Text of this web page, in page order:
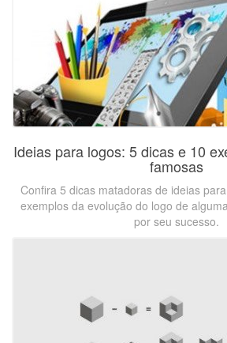
Ideias para logos: 5 dicas e 10
famosas
Confira 5 dicas matadoras de ideias
exemplos da evolução do logo de
por seu sucesso.